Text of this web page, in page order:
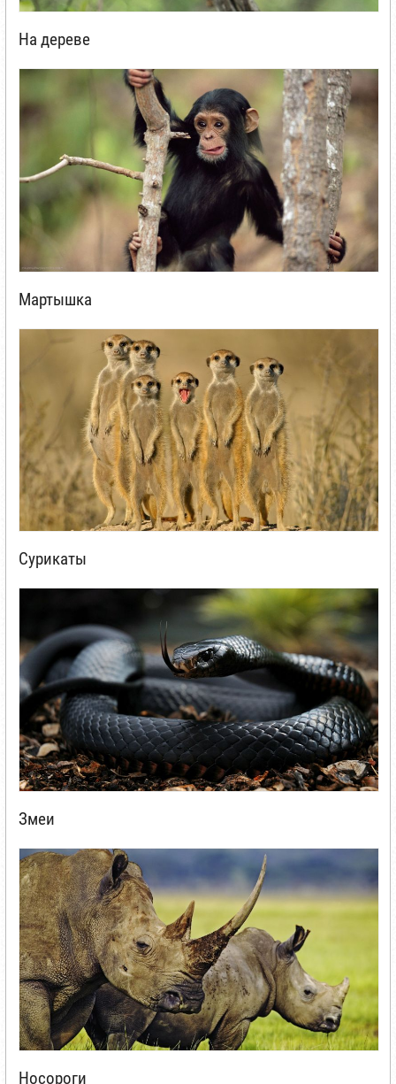
На дереве
Мартышка
Сурикаты
Змеи
Носороги